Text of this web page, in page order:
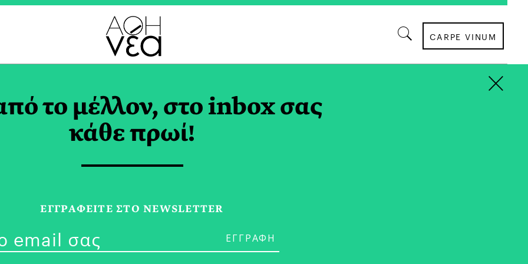
CARPE VINUM
TAG
ΔΕΣΠΟΙΝΑ ΡΑΜΜΟΥ
το μέλλον, στο inbox σας
κάθε πρωί!
ΕΓΓPΑΦΕΙΤΕ ΣΤΟ NEWSLETTER
×